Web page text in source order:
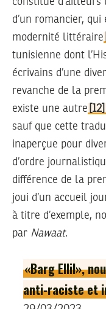
d’un romancier, qui
modernité littéraire
tunisienne dont
écrivains d’une
revanche de la
existe une autre [12]
sauf que cette
inaperçue pour
d’ordre
différence de la
joui d’un accueil
à titre d’exemple,
par Nawaat.
«Barg Ellil»,
anti-raciste et